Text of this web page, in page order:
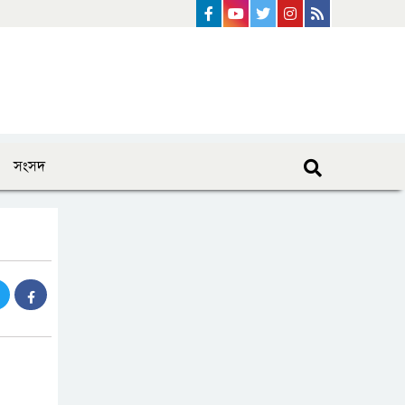
instagram
Twitter
Youtube
Facebook
সংসদ